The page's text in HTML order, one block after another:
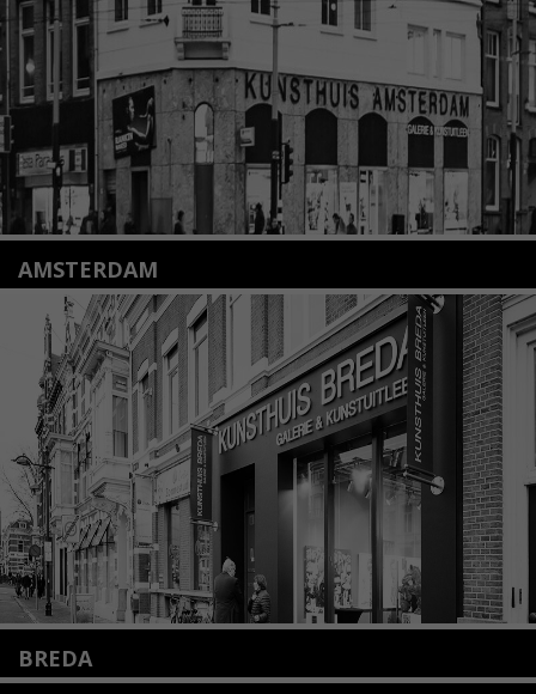
Lees meer
AMSTERDAM
Amstelveenseweg 135
1075 VX Amsterdam
+31 (0)20 2332546
info@kunsthuisamsterdam.nl
Lees meer
BREDA